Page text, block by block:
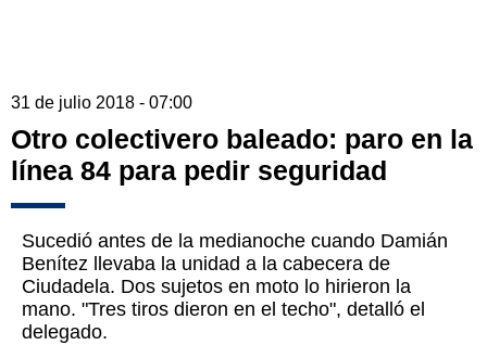
31 de julio 2018 - 07:00
Otro colectivero baleado: paro en la
línea 84 para pedir seguridad
Sucedió antes de la medianoche cuando Damián
Benítez llevaba la unidad a la cabecera de
Ciudadela. Dos sujetos en moto lo hirieron la
mano. "Tres tiros dieron en el techo", detalló el
delegado.